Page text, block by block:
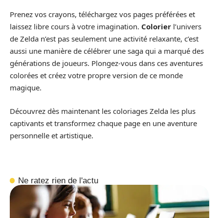
Prenez vos crayons, téléchargez vos pages préférées et
laissez libre cours à votre imagination. Colorier l’univers
de Zelda n’est pas seulement une activité relaxante, c’est
aussi une manière de célébrer une saga qui a marqué des
générations de joueurs. Plongez-vous dans ces aventures
colorées et créez votre propre version de ce monde
magique.
Découvrez dès maintenant les coloriages Zelda les plus
captivants et transformez chaque page en une aventure
personnelle et artistique.
Ne ratez rien de l'actu